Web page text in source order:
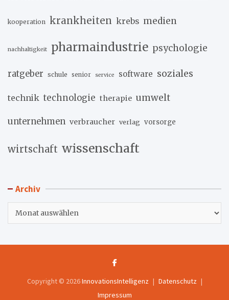
kooperation krankheiten krebs medien
nachhaltigkeit pharmaindustrie psychologie
ratgeber schule senior service software soziales
technik technologie therapie umwelt
unternehmen verbraucher verlag vorsorge
wirtschaft wissenschaft
Archiv
Copyright © 2026InnovationsIntelligenz
Datenschutz
Impressum